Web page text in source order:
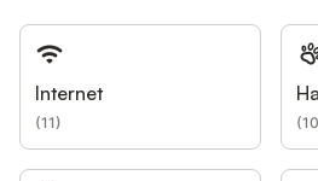
Internet
(11) (10